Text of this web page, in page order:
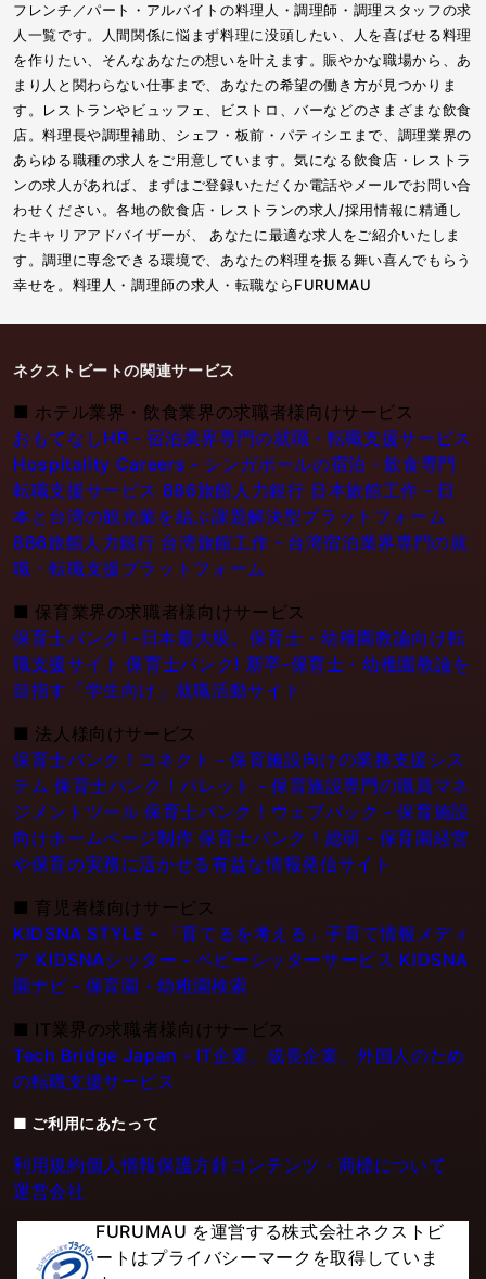
フレンチ／パート・アルバイトの料理人・調理師・調理スタッフの求
人一覧です。人間関係に悩まず料理に没頭したい、人を喜ばせる料理
を作りたい、そんなあなたの想いを叶えます。賑やかな職場から、あ
まり人と関わらない仕事まで、あなたの希望の働き方が見つかりま
す。レストランやビュッフェ、ビストロ、バーなどのさまざまな飲食
店。料理長や調理補助、シェフ・板前・パティシエまで、調理業界の
あらゆる職種の求人をご用意しています。気になる飲食店・レストラ
ンの求人があれば、まずはご登録いただくか電話やメールでお問い合
わせください。各地の飲食店・レストランの求人/採用情報に精通し
たキャリアアドバイザーが、 あなたに最適な求人をご紹介いたしま
す。調理に専念できる環境で、あなたの料理を振る舞い喜んでもらう
幸せを。料理人・調理師の求人・転職ならFURUMAU
ネクストビートの関連サービス
■ ホテル業界・飲食業界の求職者様向けサービス
おもてなしHR - 宿泊業界専門の就職・転職支援サービス
Hospitality Careers - シンガポールの宿泊・飲食専門
転職支援サービス 886旅館人力銀行 日本旅館工作 - 日
本と台湾の観光業を結ぶ課題解決型プラットフォーム
886旅館人力銀行 台湾旅館工作 - 台湾宿泊業界専門の就
職・転職支援プラットフォーム
■ 保育業界の求職者様向けサービス
保育士バンク! -日本最大級。保育士・幼稚園教論向け転
職支援サイト 保育士バンク! 新卒-保育士・幼稚園教論を
目指す「学生向け」就職活動サイト
■ 法人様向けサービス
保育士バンク！コネクト - 保育施設向けの業務支援シス
テム 保育士バンク！パレット - 保育施設専門の職員マネ
ジメントツール 保育士バンク！ウェブパック - 保育施設
向けホームページ制作 保育士バンク！総研 - 保育園経営
や保育の実務に活かせる有益な情報発信サイト
■ 育児者様向けサービス
KIDSNA STYLE - 「育てるを考える」子育て情報メディ
ア KIDSNAシッター - ベビーシッターサービス KIDSNA
園ナビ - 保育園・幼稚園検索
■ IT業界の求職者様向けサービス
Tech Bridge Japan - IT企業、成長企業、外国人のため
の転職支援サービス
■ ご利用にあたって
利用規約個人情報保護方針コンテンツ・商標について
運営会社
FURUMAU を運営する株式会社ネクストビ
ートはプライバシーマークを取得していま